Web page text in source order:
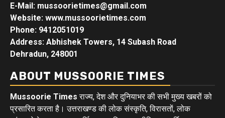
E-Mail: mussoorietimes@gmail.com
Website: www.mussoorietimes.com
Phone: 9412051019
Address: Abhishek Towers, 14 Subash Road
Dehradun, 248001
ABOUT MUSSOORIE TIMES
Mussoorie Times राज्य, देश और दुनियाभर की सभी मुख्य खबरों को
प्रसारित करता है। उत्तराखण्ड की लोक संस्कृति, विरासतों, लोक